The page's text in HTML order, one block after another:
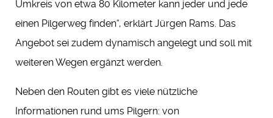
Umkreis von etwa 80 Kilometer kann jeder und jede
einen Pilgerweg finden“, erklärt Jürgen Rams. Das
Angebot sei zudem dynamisch angelegt und soll mit
weiteren Wegen ergänzt werden.
Neben den Routen gibt es viele nützliche
Informationen rund ums Pilgern: von